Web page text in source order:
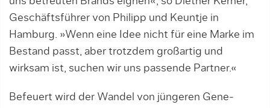
Geschäftsführer von Philipp und Keuntje in
Hamburg. »Wenn eine Idee nicht für eine Marke im
Bestand passt, aber trotzdem großartig und
wirksam ist, suchen wir uns passende Partner.«
Befeuert wird der Wandel von jüngeren Gene­